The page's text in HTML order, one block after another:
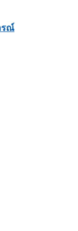
รณ์